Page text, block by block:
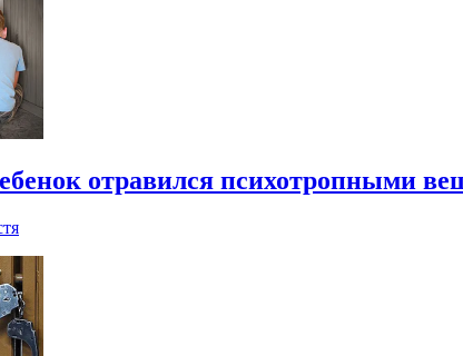
отравился психотропными